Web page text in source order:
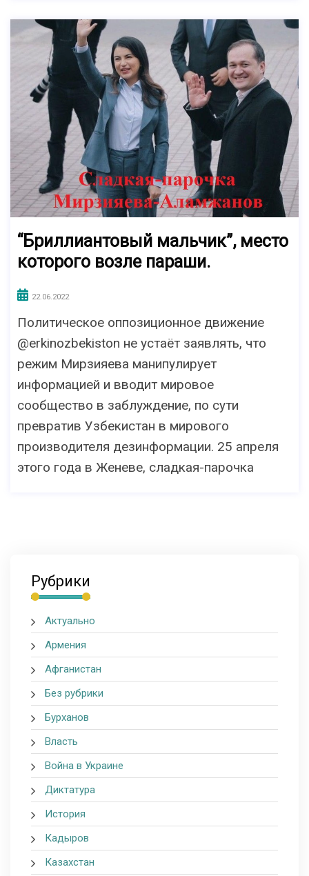
“Бриллиантовый мальчик”, место
которого возле параши.
22.06.2022
Политическое оппозиционное движение
@erkinozbekiston не устаёт заявлять, что
режим Мирзияева манипулирует
информацией и вводит мировое
сообщество в заблуждение, по сути
превратив Узбекистан в мирового
производителя дезинформации. 25 апреля
этого года в Женеве, сладкая-парочка
Рубрики
Актуально
Армения
Афганистан
Без рубрики
Бурханов
Власть
Война в Украине
Диктатура
История
Кадыров
Казахстан